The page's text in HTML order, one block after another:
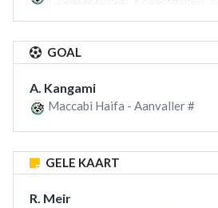
GOAL
A. Kangami
Maccabi Haifa - Aanvaller #
GELE KAART
R. Meir